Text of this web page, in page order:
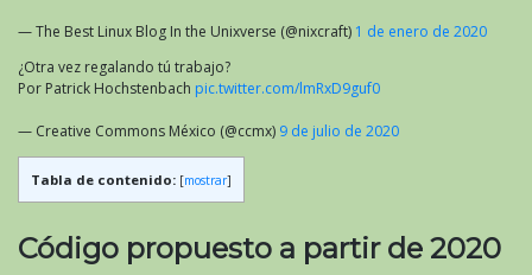
— The Best Linux Blog In the Unixverse (@nixcraft) 1 de enero de 2020
¿Otra vez regalando tú trabajo?
Por Patrick Hochstenbach pic.twitter.com/lmRxD9guf0
— Creative Commons México (@ccmx) 9 de julio de 2020
Tabla de contenido: [mostrar]
Código propuesto a partir de 2020